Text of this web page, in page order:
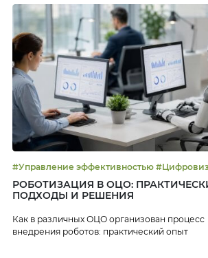
#Управление эффективностью
РОБОТИЗАЦИЯ В ОЦО:
ПОДХОДЫ И РЕШЕНИЯ
Как в различных ОЦО организован процесс
внедрения роботов: практический опыт